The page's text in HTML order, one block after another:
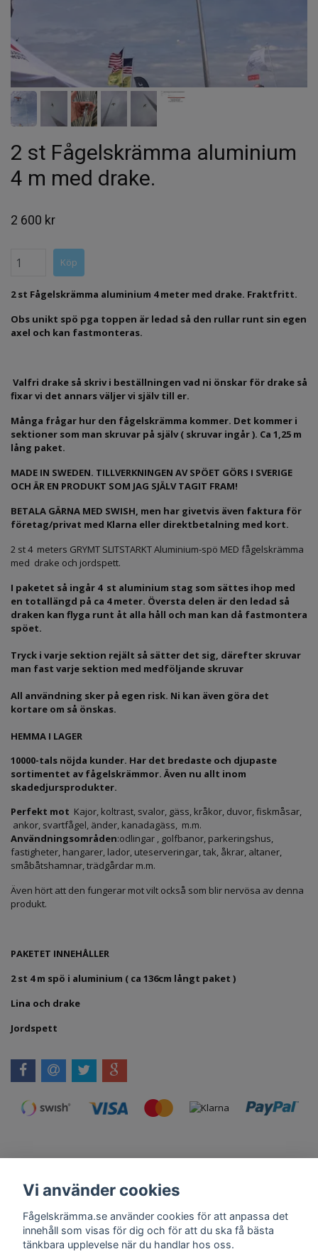
2 st Fågelskrämma aluminium
4 m med drake.
2 600 kr
2 st Fågelskrämma aluminium 4 meter med drake. Fraktfritt.
Obs unikt spö pga toppen är ledad så den rullar runt sin egen
axel och kan fastmonteras.
Valfri drake så skriv i beställningen vad ni önskar för drake så
fixar vi det annars väljer vi själv till er.
Många frågar hur den fågelskrämma kommer. Det kommer i
sektioner som man skruvar på själv ( skruvar ingår ). Ca 1,25 m
lång paket.
MADE IN SWEDEN. TILLVERKNINGEN AV SPÖET GÖRS I SVERIGE
OCH ÄR EN PRODUKT SOM JAG SJÄLV TAGIT FRAM!
BETALA GÄRNA MED SWISH, men har givetvis även faktura för
företag/privat med Klarna eller direktbetalning med kort.
2 st 4 meters GRYMT SLITSTARKT Aluminium-spö MED fågelskrämma
med drake och jordspett.
I paketet så ingår 4 st aluminium stag som sättes ihop med
en totallängd på ca 4 meter. Översta delen är den ledad så
draken kan flyga runt åt alla håll och man kan då fastmontera
spöet.
Tryck i varje sektion rejält så sätter det sig, därefter skruvar
man fast varje sektion med medföljande skruvar
All användning sker på egen risk. Ni kan även göra det
kortare om så önskas.
HEMMA I LAGER
10000-tals nöjda kunder. Har det bredaste och djupaste
sortimentet av fågelskrämmor. Även nu allt inom
skadedjursprodukter.
Perfekt mot Kajor, koltrast, svalor, gäss, kråkor, duvor, fiskmåsar,
ankor, svartfågel, änder, kanadagäss, m.m.
Användningsområden:odlingar , golfbanor, parkeringshus,
fastigheter, hangarer, lador, uteserveringar, tak, åkrar, altaner,
småbåtshamnar, trädgårdar m.m.
Även hört att den fungerar mot vilt också som blir nervösa av denna
produkt.
PAKETET INNEHÅLLER
2 st 4 m spö i aluminium ( ca 136cm långt paket )
Lina och drake
Jordspett
Tilahome.se
Vi använder cookies
Fågelskrämma.se använder cookies för att anpassa det
innehåll som visas för dig och för att du ska få bästa
tänkbara upplevelse när du handlar hos oss.